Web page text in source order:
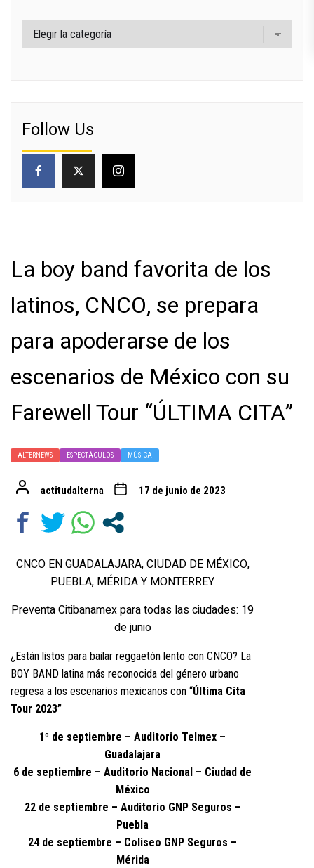
La boy band favorita de los
latinos, CNCO, se prepara
para apoderarse de los
escenarios de México con su
Farewell Tour “ÚLTIMA CITA”
ALTERNEWS ESPECTÁCULOS MÚSICA
actitudalterna 17 de junio de 2023
CNCO EN GUADALAJARA, CIUDAD DE MÉXICO,
PUEBLA, MÉRIDA Y MONTERREY
Preventa Citibanamex para todas las ciudades: 19
de junio
¿Están listos para bailar reggaetón lento con CNCO? La
BOY BAND latina más reconocida del género urbano
regresa a los escenarios mexicanos con “Última Cita
Tour 2023”
1º de septiembre – Auditorio Telmex –
Guadalajara
6 de septiembre – Auditorio Nacional – Ciudad de
México
22 de septiembre – Auditorio GNP Seguros –
Puebla
24 de septiembre – Coliseo GNP Seguros –
Mérida
Categorías
Follow Us